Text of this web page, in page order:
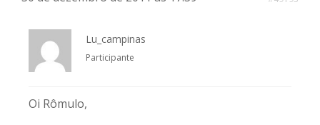
Lu_campinas
Participante
Oi Rômulo,